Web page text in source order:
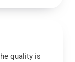
quality is